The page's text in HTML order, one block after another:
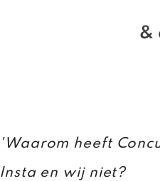
&
'Waarom heeft
Insta en wij niet?